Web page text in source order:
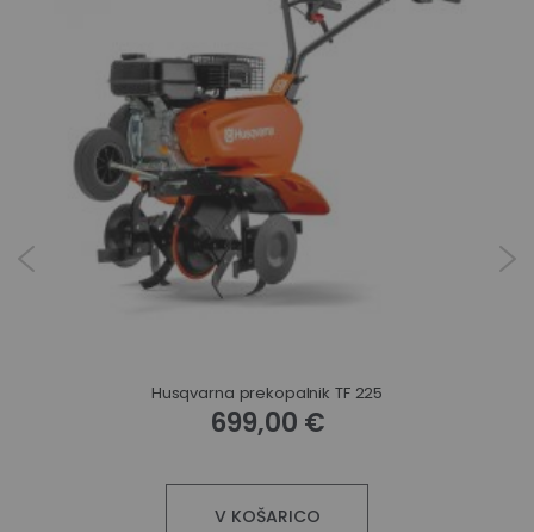
Husqvarna prekopalnik TF 225
699,00 €
V KOŠARICO